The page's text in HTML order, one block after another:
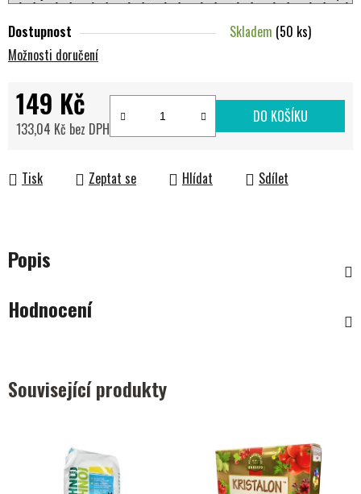
Dostupnost Skladem (50 ks)
Možnosti doručení
149 Kč
133,04 Kč bez DPH
DO KOŠÍKU
Tisk Zeptat se Hlídat Sdílet
Popis
Hodnocení
Související produkty